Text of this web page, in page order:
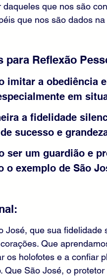
daqueles que nos são
que nos são dados na
para Reflexão
imitar a obediência
em
a fidelidade
sucesso e
ser um guardião e
o exemplo de São
José, que sua
Que
os holofotes e a confiar
Que São José, o